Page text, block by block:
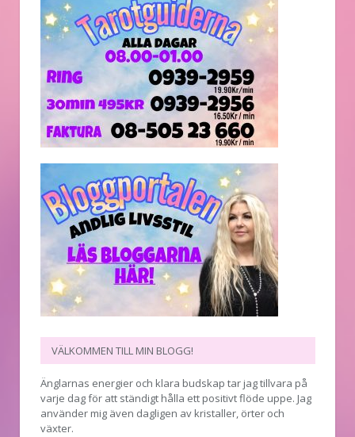
VÄLKOMMEN TILL MIN BLOGG!
Änglarnas energier och klara budskap tar jag tillvara på
varje dag för att ständigt hålla ett positivt flöde uppe. Jag
använder mig även dagligen av kristaller, örter och
växter.